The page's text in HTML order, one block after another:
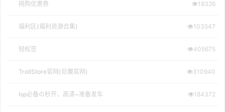
网购优惠券 18326
福利区(福利资源合集) 103547
轻松签 405675
TrollStore官网(巨魔官网) 310940
lsp必备の秒开、高清~准备发车 184372